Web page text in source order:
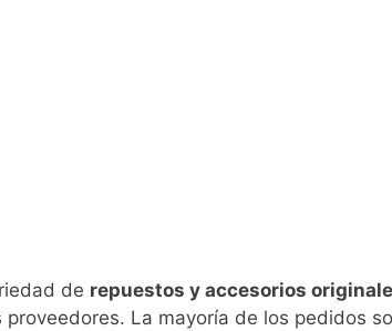
de repuestos y accesorios
La mayoría de los pedidos